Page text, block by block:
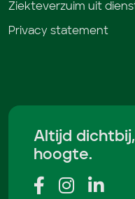
Ziekteverzuim uit
Privacy statement
Altijd
hoogte.